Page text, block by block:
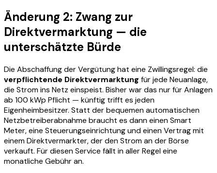
Änderung 2: Zwang zur
Direktvermarktung — die
unterschätzte Bürde
Die Abschaffung der Vergütung hat eine Zwillingsregel: die
verpflichtende Direktvermarktung für jede Neuanlage,
die Strom ins Netz einspeist. Bisher war das nur für Anlagen
ab 100 kWp Pflicht — künftig trifft es jeden
Eigenheimbesitzer. Statt der bequemen automatischen
Netzbetreiberabnahme braucht es dann einen Smart
Meter, eine Steuerungseinrichtung und einen Vertrag mit
einem Direktvermarkter, der den Strom an der Börse
verkauft. Für diesen Service fällt in aller Regel eine
monatliche Gebühr an.